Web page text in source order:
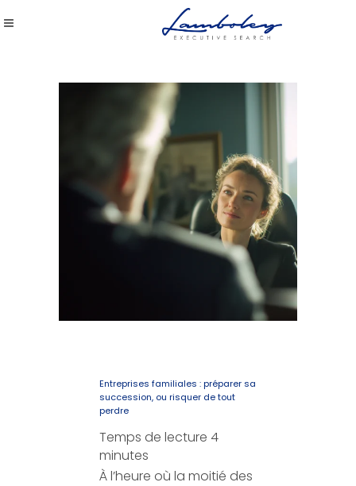
Entreprises familiales : préparer sa
succession, ou risquer de tout
perdre
Temps de lecture 4
minutes
À l’heure où la moitié des